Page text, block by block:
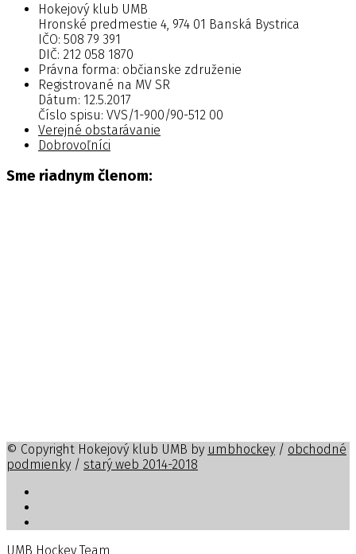
Hokejový klub UMB
Hronské predmestie 4, 974 01 Banská Bystrica
IČO: 508 79 391
DIČ: 212 058 1870
Právna forma: občianske združenie
Registrované na MV SR
Dátum: 12.5.2017
Číslo spisu: VVS/1-900/90-512 00
Verejné obstarávanie
Dobrovoľníci
Sme riadnym členom:
© Copyright Hokejový klub UMB by umbhockey / obchodné
podmienky / starý web 2014-2018
UMB Hockey Team